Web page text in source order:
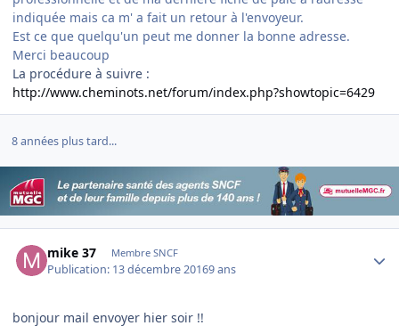
indiquée mais ca m' a fait un retour à l'envoyeur.
Est ce que quelqu'un peut me donner la bonne adresse.
Merci beaucoup
La procédure à suivre :
http://www.cheminots.net/forum/index.php?showtopic=6429
8 années plus tard...
mike 37 Membre SNCF
Publication: 13 décembre 20169 ans
bonjour mail envoyer hier soir !!